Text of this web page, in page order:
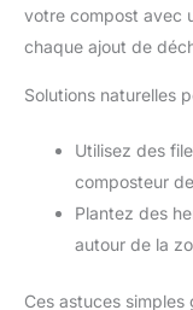
votre compost avec
chaque ajout de
Solutions naturelles
Utilisez des
composteur
Plantez des
autour de la
Ces astuces